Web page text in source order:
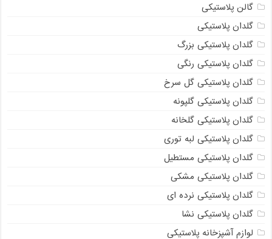
گالن پلاستیکی
گلدان پلاستیکی
گلدان پلاستیکی بزرگ
گلدان پلاستیکی رنگی
گلدان پلاستیکی گل سرخ
گلدان پلاستیکی گلپونه
گلدان پلاستیکی گلخانه
گلدان پلاستیکی لبه توری
گلدان پلاستیکی مستطیل
گلدان پلاستیکی مشکی
گلدان پلاستیکی نرده ای
گلدان پلاستیکی نشا
لوازم آشپزخانه پلاستیکی